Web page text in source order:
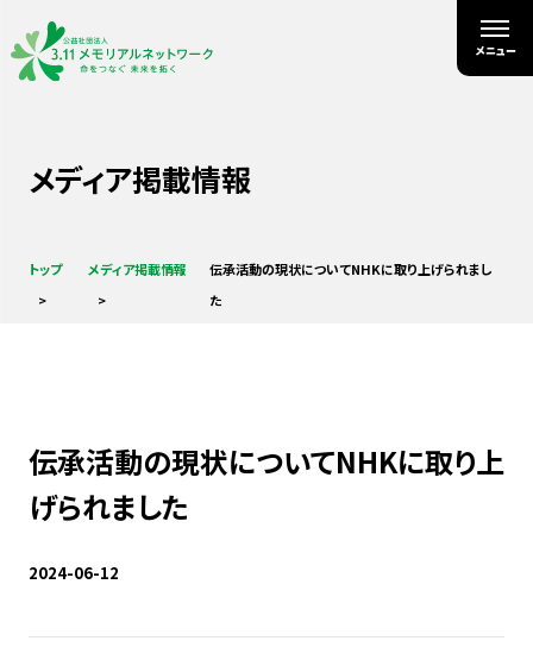
メディア掲載情報
トップ メディア掲載情報
伝承活動の現状についてNHKに取り上げられまし
た
伝承活動の現状についてNHKに取り上
げられました
2024-06-12